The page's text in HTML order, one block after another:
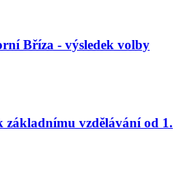
Bříza - výsledek volby
vzdělávání od 1.